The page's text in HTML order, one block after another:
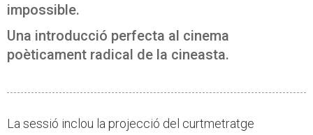
impossible.
Una introducció perfecta al cinema
poèticament radical de la cineasta.
La sessió inclou la projecció del curtmetratge